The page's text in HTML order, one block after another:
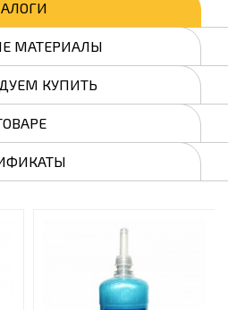
МАТЕРИАЛЫ
КУПИТЬ